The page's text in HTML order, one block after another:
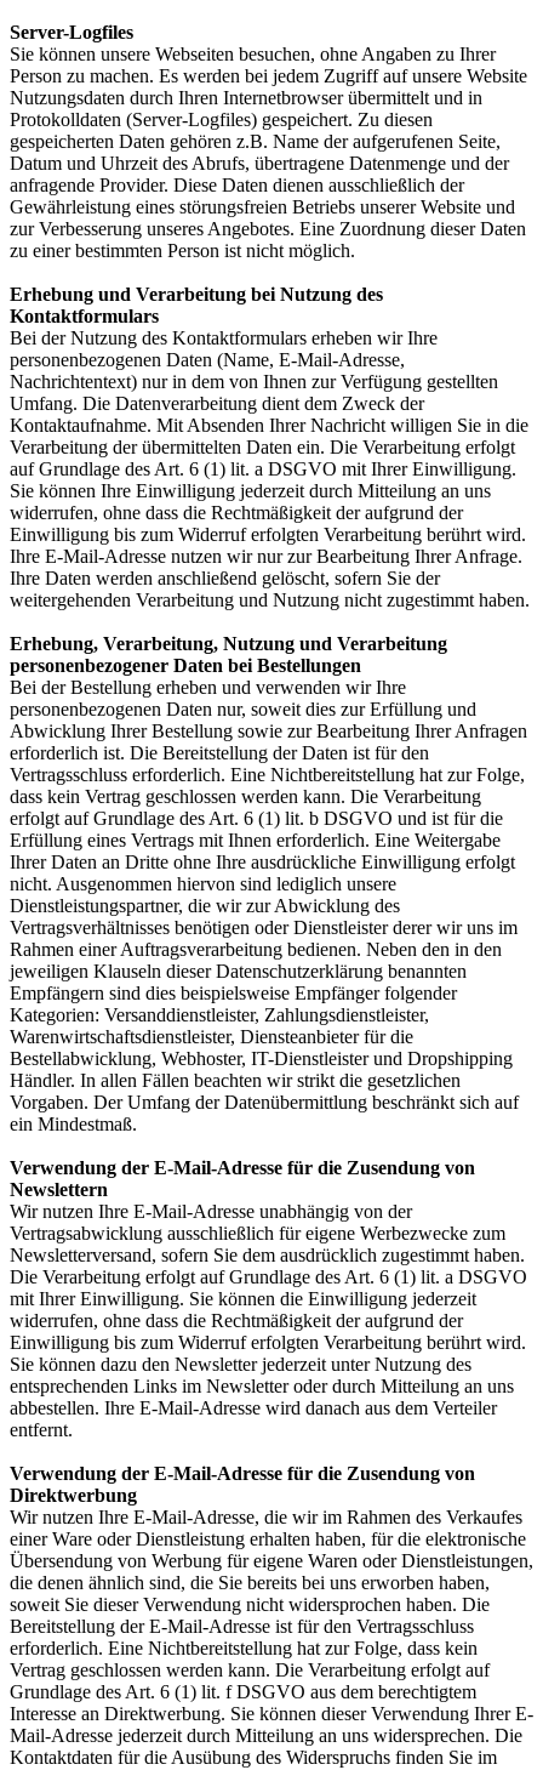
Server-Logfiles
Sie können unsere Webseiten besuchen, ohne Angaben zu Ihrer
Person zu machen. Es werden bei jedem Zugriff auf unsere Website
Nutzungsdaten durch Ihren Internetbrowser übermittelt und in
Protokolldaten (Server-Logfiles) gespeichert. Zu diesen
gespeicherten Daten gehören z.B. Name der aufgerufenen Seite,
Datum und Uhrzeit des Abrufs, übertragene Datenmenge und der
anfragende Provider. Diese Daten dienen ausschließlich der
Gewährleistung eines störungsfreien Betriebs unserer Website und
zur Verbesserung unseres Angebotes. Eine Zuordnung dieser Daten
zu einer bestimmten Person ist nicht möglich.
Erhebung und Verarbeitung bei Nutzung des
Kontaktformulars
Bei der Nutzung des Kontaktformulars erheben wir Ihre
personenbezogenen Daten (Name, E-Mail-Adresse,
Nachrichtentext) nur in dem von Ihnen zur Verfügung gestellten
Umfang. Die Datenverarbeitung dient dem Zweck der
Kontaktaufnahme. Mit Absenden Ihrer Nachricht willigen Sie in die
Verarbeitung der übermittelten Daten ein. Die Verarbeitung erfolgt
auf Grundlage des Art. 6 (1) lit. a DSGVO mit Ihrer Einwilligung.
Sie können Ihre Einwilligung jederzeit durch Mitteilung an uns
widerrufen, ohne dass die Rechtmäßigkeit der aufgrund der
Einwilligung bis zum Widerruf erfolgten Verarbeitung berührt wird.
Ihre E-Mail-Adresse nutzen wir nur zur Bearbeitung Ihrer Anfrage.
Ihre Daten werden anschließend gelöscht, sofern Sie der
weitergehenden Verarbeitung und Nutzung nicht zugestimmt haben.
Erhebung, Verarbeitung, Nutzung und Verarbeitung
personenbezogener Daten bei Bestellungen
Bei der Bestellung erheben und verwenden wir Ihre
personenbezogenen Daten nur, soweit dies zur Erfüllung und
Abwicklung Ihrer Bestellung sowie zur Bearbeitung Ihrer Anfragen
erforderlich ist. Die Bereitstellung der Daten ist für den
Vertragsschluss erforderlich. Eine Nichtbereitstellung hat zur Folge,
dass kein Vertrag geschlossen werden kann. Die Verarbeitung
erfolgt auf Grundlage des Art. 6 (1) lit. b DSGVO und ist für die
Erfüllung eines Vertrags mit Ihnen erforderlich. Eine Weitergabe
Ihrer Daten an Dritte ohne Ihre ausdrückliche Einwilligung erfolgt
nicht. Ausgenommen hiervon sind lediglich unsere
Dienstleistungspartner, die wir zur Abwicklung des
Vertragsverhältnisses benötigen oder Dienstleister derer wir uns im
Rahmen einer Auftragsverarbeitung bedienen. Neben den in den
jeweiligen Klauseln dieser Datenschutzerklärung benannten
Empfängern sind dies beispielsweise Empfänger folgender
Kategorien: Versanddienstleister, Zahlungsdienstleister,
Warenwirtschaftsdienstleister, Diensteanbieter für die
Bestellabwicklung, Webhoster, IT-Dienstleister und Dropshipping
Händler. In allen Fällen beachten wir strikt die gesetzlichen
Vorgaben. Der Umfang der Datenübermittlung beschränkt sich auf
ein Mindestmaß.
Verwendung der E-Mail-Adresse für die Zusendung von
Newslettern
Wir nutzen Ihre E-Mail-Adresse unabhängig von der
Vertragsabwicklung ausschließlich für eigene Werbezwecke zum
Newsletterversand, sofern Sie dem ausdrücklich zugestimmt haben.
Die Verarbeitung erfolgt auf Grundlage des Art. 6 (1) lit. a DSGVO
mit Ihrer Einwilligung. Sie können die Einwilligung jederzeit
widerrufen, ohne dass die Rechtmäßigkeit der aufgrund der
Einwilligung bis zum Widerruf erfolgten Verarbeitung berührt wird.
Sie können dazu den Newsletter jederzeit unter Nutzung des
entsprechenden Links im Newsletter oder durch Mitteilung an uns
abbestellen. Ihre E-Mail-Adresse wird danach aus dem Verteiler
entfernt.
Verwendung der E-Mail-Adresse für die Zusendung von
Direktwerbung
Wir nutzen Ihre E-Mail-Adresse, die wir im Rahmen des Verkaufes
einer Ware oder Dienstleistung erhalten haben, für die elektronische
Übersendung von Werbung für eigene Waren oder Dienstleistungen,
die denen ähnlich sind, die Sie bereits bei uns erworben haben,
soweit Sie dieser Verwendung nicht widersprochen haben. Die
Bereitstellung der E-Mail-Adresse ist für den Vertragsschluss
erforderlich. Eine Nichtbereitstellung hat zur Folge, dass kein
Vertrag geschlossen werden kann. Die Verarbeitung erfolgt auf
Grundlage des Art. 6 (1) lit. f DSGVO aus dem berechtigtem
Interesse an Direktwerbung. Sie können dieser Verwendung Ihrer E-
Mail-Adresse jederzeit durch Mitteilung an uns widersprechen. Die
Kontaktdaten für die Ausübung des Widerspruchs finden Sie im